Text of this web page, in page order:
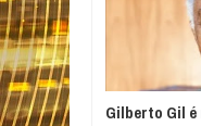
Gilberto Gil